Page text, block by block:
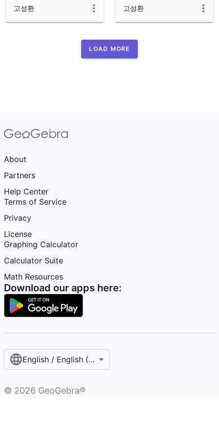
고성환 고성환
LOAD MORE
About
Partners
Help Center
Terms of Service
Privacy
License
Graphing Calculator
Calculator Suite
Math Resources
Download our apps here:
English / English (United States)
© 2026 GeoGebra®